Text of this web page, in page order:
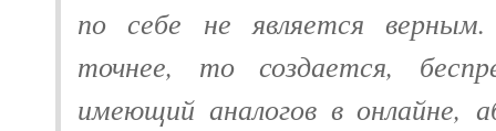
по себе не является
точнее, то создается,
имеющий аналогов в онлайне,